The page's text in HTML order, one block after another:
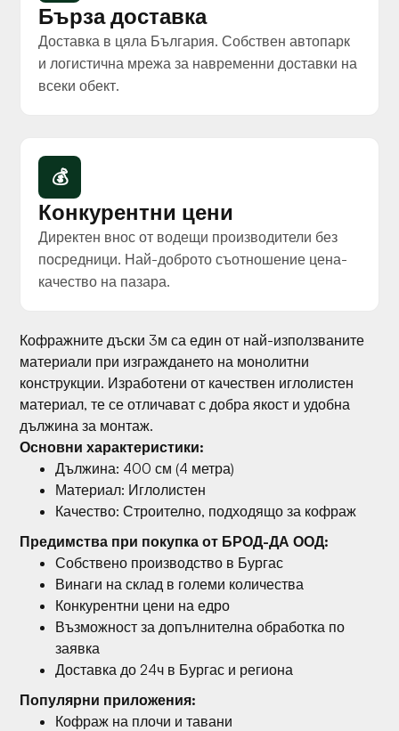
Бърза доставка
Доставка в цяла България. Собствен автопарк
и логистична мрежа за навременни доставки на
всеки обект.
💰
Конкурентни цени
Директен внос от водещи производители без
посредници. Най-доброто съотношение цена-
качество на пазара.
Кофражните дъски 3м са един от най-използваните
материали при изграждането на монолитни
конструкции. Изработени от качествен иглолистен
материал, те се отличават с добра якост и удобна
дължина за монтаж.
Основни характеристики:
Дължина: 400 см (4 метра)
Материал: Иглолистен
Качество: Строително, подходящо за кофраж
Предимства при покупка от БРОД-ДА ООД:
Собствено производство в Бургас
Винаги на склад в големи количества
Конкурентни цени на едро
Възможност за допълнителна обработка по
заявка
Доставка до 24ч в Бургас и региона
Популярни приложения:
Кофраж на плочи и тавани